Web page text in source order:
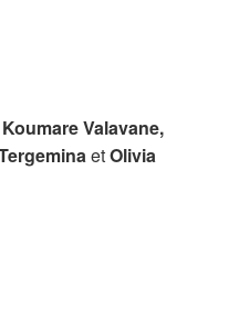
Valavane,
etOlivia